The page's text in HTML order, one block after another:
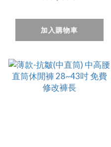
免費改長
加入購物車